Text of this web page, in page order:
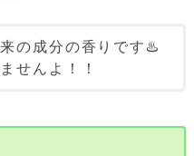
の成分の香りです♨️
せんよ！！